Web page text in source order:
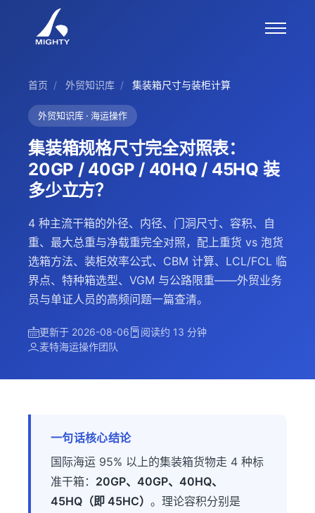
首页 / 外贸知识库 / 集装箱尺寸与装柜计算
外贸知识库 · 海运操作
集装箱规格尺寸完全对照表：
20GP / 40GP / 40HQ / 45HQ 装
多少立方？
4 种主流干箱的外径、内径、门洞尺寸、容积、自
重、最大总重与净载重完全对照，配上重货 vs 泡货
选箱方法、装柜效率公式、CBM 计算、LCL/FCL 临
界点、特种箱选型、VGM 与公路限重——外贸业务
员与单证人员的高频问题一篇查清。
更新于 2026-08-06
阅读约 13 分钟
麦特海运操作团队
一句话核心结论
国际海运 95% 以上的集装箱货物走 4 种标
准干箱： 20GP、40GP、40HQ、
45HQ（即 45HC） 。理论容积分别是